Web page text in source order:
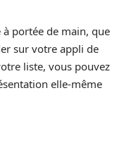
portée de main, que
sur votre appli de
liste, vous pouvez
elle-même